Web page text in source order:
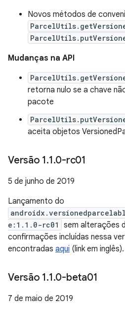
Novos métodos de
Mudanças na API
retorna nulo se a chave
pacote
aceita objetos
Versão 1.1.0-rc01
5 de junho de 2019
Lançamento do
e:1.1.0-rc01
sem alterações
confirmações incluídas nessa
encontradas aqui (link em inglês).
Versão 1.1.0-beta01
7 de maio de 2019